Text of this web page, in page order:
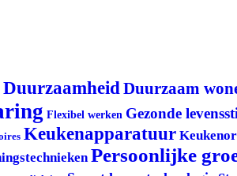
DuurzaamheidDuurzaam
Flexibel werken Gezonde
Keukenapparatuur
Persoonlijke